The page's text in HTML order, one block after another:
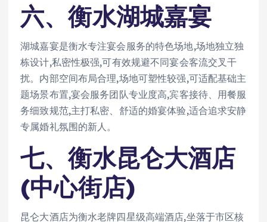
六、衡水湖城嘉宴
湖城嘉宴是衡水专注宴会服务的特色场地,场地独立独
栋设计,私密性极强,可有效规避不同宴会客流交叉干
扰。内部空间布局合理,场地可塑性较强,可适配基础主
题场景布置,宴会服务团队专业度高,宾客接待、用餐服
务细致规范,主打私密、舒适的婚宴体验,适合追求安静
专属婚礼氛围的新人。
七、衡水昆仑大酒店
(中心街店)
昆仑大酒店为衡水老牌四星级高端酒店,坐落于市区核